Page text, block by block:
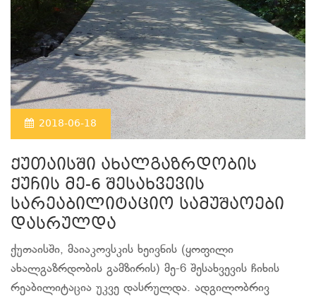
2018-06-18
ქუთაისში ახალგაზრდობის
ქუჩის მე-6 შესახვევის
სარეაბილიტაციო სამუშაოები
დასრულდა
ქუთაისში, მაიაკოვსკის ხეივნის (ყოფილი
ახალგაზრდობის გამზირის) მე-6 შესახვევის ჩიხის
რეაბილიტაცია უკვე დასრულდა. ადგილობრივ